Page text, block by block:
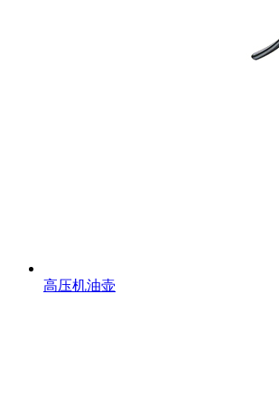
高压机油壶